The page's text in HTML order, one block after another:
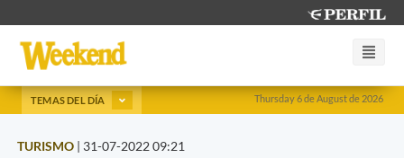
Thursday 6 de August de 2026
TEMAS DEL DÍA
TURISMO | 31-07-2022 09:21